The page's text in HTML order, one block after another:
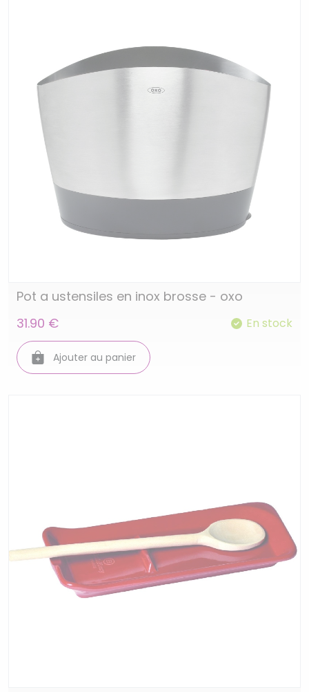
Pot a ustensiles en inox brosse - oxo
31.90 €
En stock
Ajouter au panier